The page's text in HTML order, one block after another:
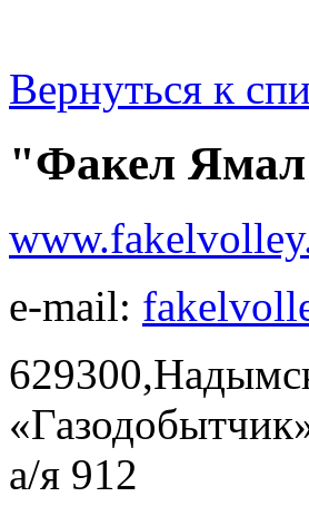
Вернуться к
"Факел
e-mail:
а/я 912